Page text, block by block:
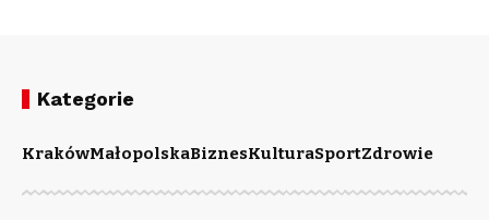
Kategorie
KrakówMałopolskaBiznesKulturaSportZdrowie